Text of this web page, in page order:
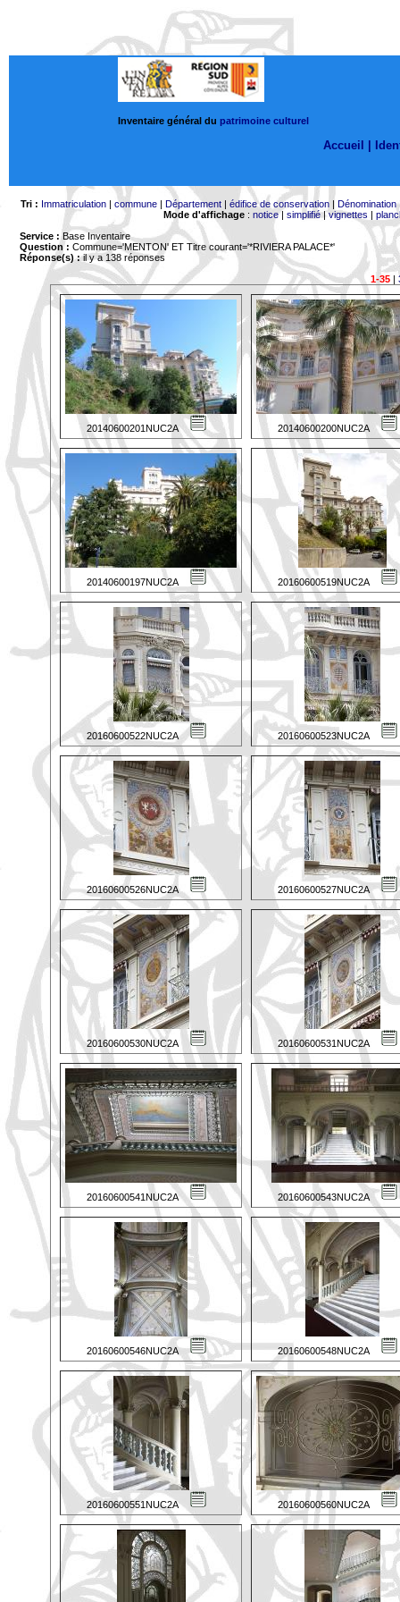
Inventaire général du patrimoine culturel
Accueil |
Tri : Immatriculation| commune| Département| édifice de conservation| Dénomination
Mode d'affichage: notice| simplifié|vignettes |
Service : Base Inventaire
Question : Commune='MENTON' ET Titre courant='*RIVIERA PALACE*'
Réponse(s) :il y a 138 réponses
1-35|
20140600201NUC2A 20140600200NUC2A
20140600197NUC2A 20160600519NUC2A
20160600522NUC2A 20160600523NUC2A
20160600526NUC2A 20160600527NUC2A
20160600530NUC2A 20160600531NUC2A
20160600541NUC2A 20160600543NUC2A
20160600546NUC2A 20160600548NUC2A
20160600551NUC2A 20160600560NUC2A